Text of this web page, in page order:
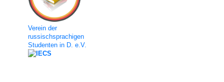
Verein der
russischsprachigen
Studenten in D. e.V.